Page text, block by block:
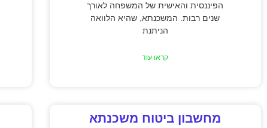
הפיננסית והאישית של המשפחה לאורך
שנים רבות. המשכנתא, שהיא הלוואה
הניתנת
קראו עוד
מחשבון ביטוח משכנתא